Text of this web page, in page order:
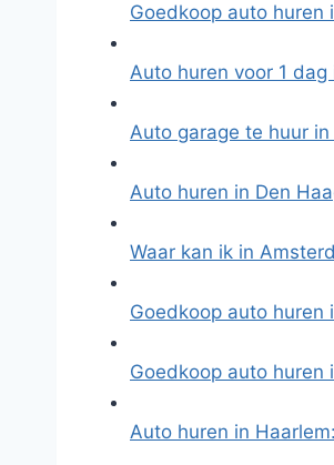
Goedkoop auto
Auto huren voor 1
Auto garage te huur
Auto huren in Den
Waar kan ik in
Goedkoop auto
Goedkoop auto
Auto huren in